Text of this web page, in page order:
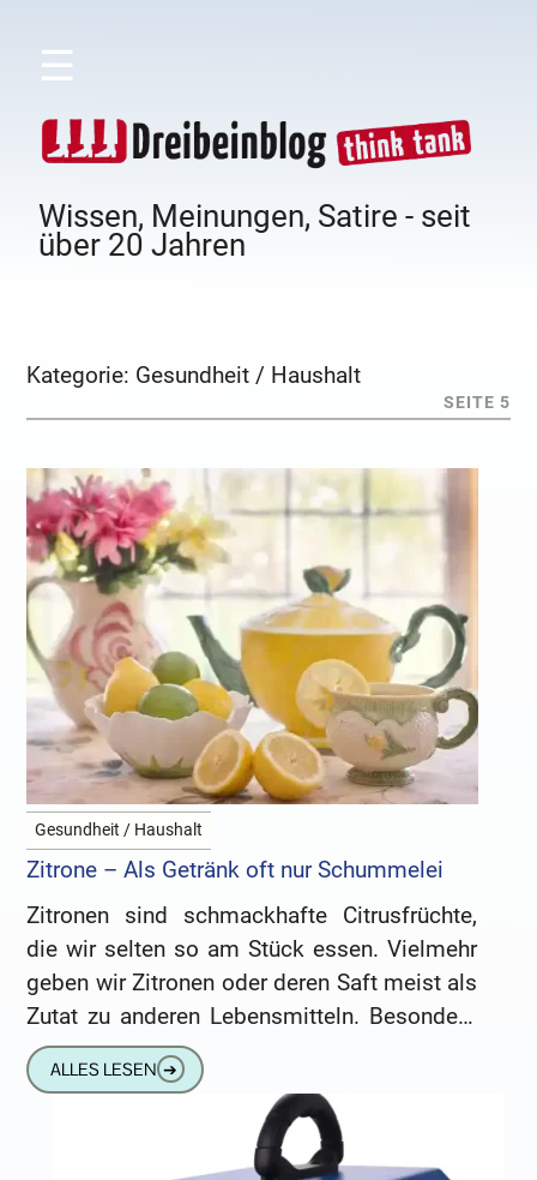
☰
Wissen, Meinungen, Satire - seit
über 20 Jahren
Kategorie: Gesundheit / Haushalt
SEITE 5
Gesundheit / Haushalt
Zitrone – Als Getränk oft nur Schummelei
Zitronen sind schmackhafte Citrusfrüchte,
die wir selten so am Stück essen. Vielmehr
geben wir Zitronen oder deren Saft meist als
Zutat zu anderen Lebensmitteln. Besonders
in der kalten Jahreszeit erfreuen
ALLES LESEN ➔